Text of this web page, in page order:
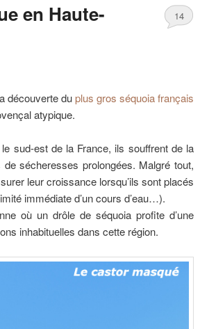
en Haute-
14
découverte duplus gros séquoia français
atypique.
sud-est de la France, ils souffrent de la
sécheresses prolongées. Malgré tout,
leur croissance lorsqu’ils sont placés
immédiate d’un cours d’eau…).
où un drôle de séquoia profite d’une
inhabituelles dans cette région.